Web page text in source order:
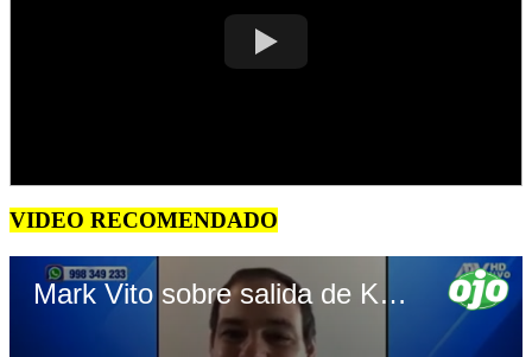
VIDEO RECOMENDADO
Mark Vito sobre salida de Keiko Fujimori (Video: ATV)